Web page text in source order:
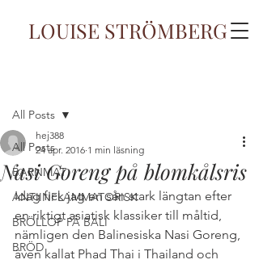
LOUISE STRÖMBERG
All Posts
BARNMAT
ANTIINFLAMMATORISK
BRÖLLOP PÅ BALI
BRÖD
All Posts
Nasi Goreng på blomkålsris
hej388
24 apr. 2016 1 min läsning
Idag fick jag en sån stark längtan efter
en riktigt asiatisk klassiker till måltid,
nämligen den Balinesiska Nasi Goreng,
även kallat Phad Thai i Thailand och